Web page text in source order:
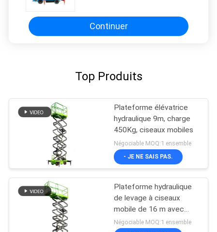
Continuer
Top Produits
Plateforme élévatrice
hydraulique 9m, charge
450Kg, ciseaux mobiles
Négociable MOQ:1 ensemble
- JE NE SAIS PAS.
Plateforme hydraulique
de levage à ciseaux
mobile de 16 m avec
plateforme d'extension
Négociable MOQ:1 ensemble